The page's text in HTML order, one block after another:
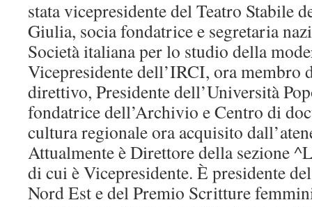
stata vicepresidente del Teatro Stabile
Giulia, socia fondatrice e segretaria
Società italiana per lo studio della
Vicepresidente dell’IRCI, ora membro
direttivo, Presidente dell’Università
fondatrice dell’Archivio e Centro di
cultura regionale ora acquisito
Attualmente è Direttore della sezione
di cui è Vicepresidente. È presidente
Nord Est e del Premio Scritture